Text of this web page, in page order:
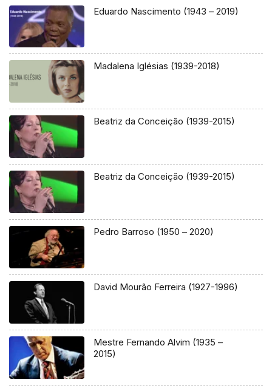
Eduardo Nascimento (1943 – 2019)
Madalena Iglésias (1939-2018)
Beatriz da Conceição (1939-2015)
Beatriz da Conceição (1939-2015)
Pedro Barroso (1950 – 2020)
David Mourão Ferreira (1927-1996)
Mestre Fernando Alvim (1935 –
2015)